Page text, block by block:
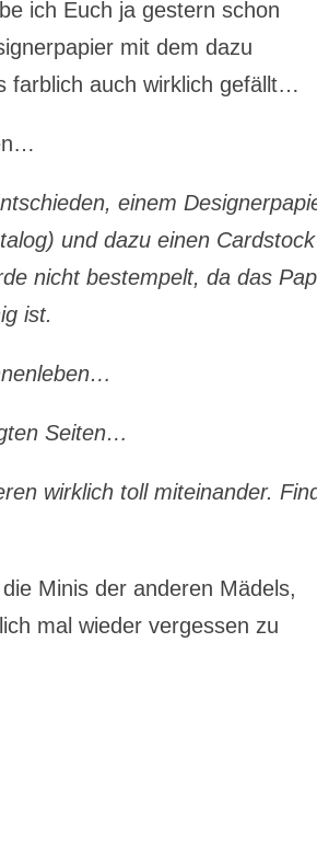
ich Euch ja gestern schon
mit dem dazu
farblich auch wirklich gefällt…
einem
und dazu einen
nicht bestempelt, da das
ist.
Seiten…
wirklich toll miteinander.
Minis der anderen Mädels,
mal wieder vergessen zu